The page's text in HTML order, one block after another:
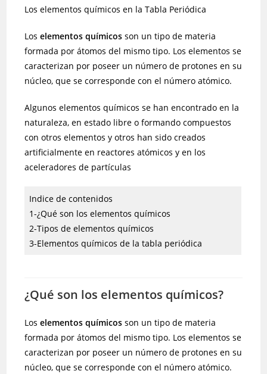
Los elementos químicos en la Tabla Periódica
Loselementos químicos son un tipo de materia
formada por átomos del mismo tipo. Los elementos se
caracterizan por poseer un número de protones en su
núcleo, que se corresponde con el número atómico.
Algunos elementos químicos se han encontrado en la
naturaleza, en estado libre o formando compuestos
con otros elementos y otros han sido creados
artificialmente en reactores atómicos y en los
aceleradores de partículas
Indice de contenidos
1-¿Qué son los elementos químicos
2-Tipos de elementos químicos
3-Elementos químicos de la tabla periódica
¿Qué son los elementos químicos?
Loselementos químicos son un tipo de materia
formada por átomos del mismo tipo. Los elementos se
caracterizan por poseer un número de protones en su
núcleo, que se corresponde con el número atómico.